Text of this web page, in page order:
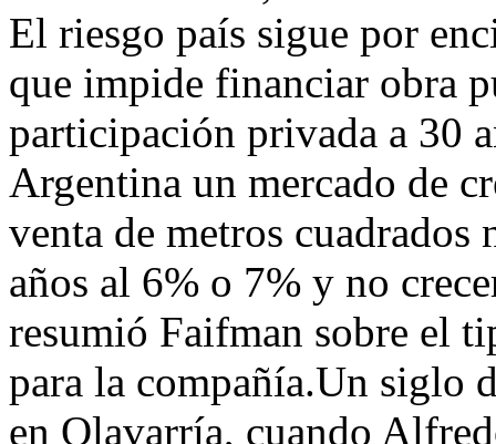
El riesgo país sigue por
que impide financiar obra
participación privada a 30
Argentina un mercado de
venta de metros
años al 6% o 7% y no
resumió Faifman sobre el
para la compañía.Un siglo
en Olavarría, cuando